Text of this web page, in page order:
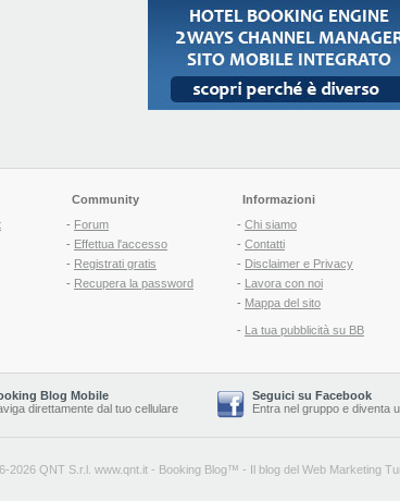
Community
- Forum
- Effettua l'accesso
- Registrati gratis
- Recupera la password
Informazioni
- Chi siamo
- Contatti
- Disclaimer e Privacy
- Lavora con noi
- Mappa del sito
- La tua pubblicità su BB
Blog Mobile
direttamente dal tuo cellulare
Seguici su Facebook
Entra nel gruppo e diventa
2026 QNT S.r.l. www.qnt.it - Booking Blog™ - Il blog del Web Marketing